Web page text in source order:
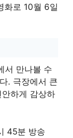
화로 10월 6일
서 만나볼 수
. 극장에서 큰
하게 감상하
45분 방송